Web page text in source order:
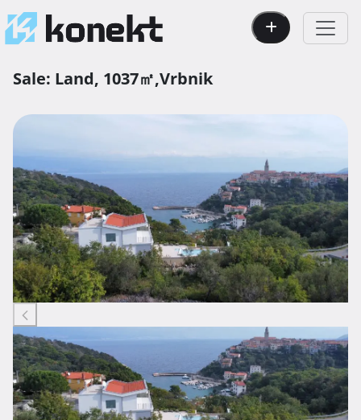
Sale: Land, 1037㎡,Vrbnik